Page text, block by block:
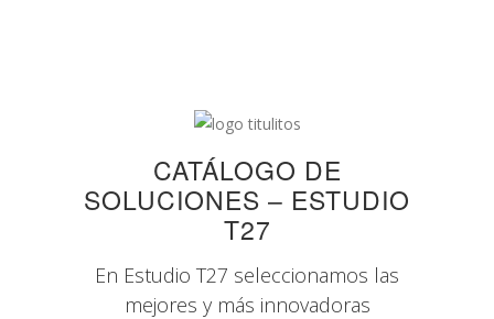
CATÁLOGO DE
SOLUCIONES – ESTUDIO
T27
En Estudio T27 seleccionamos las
mejores y más innovadoras